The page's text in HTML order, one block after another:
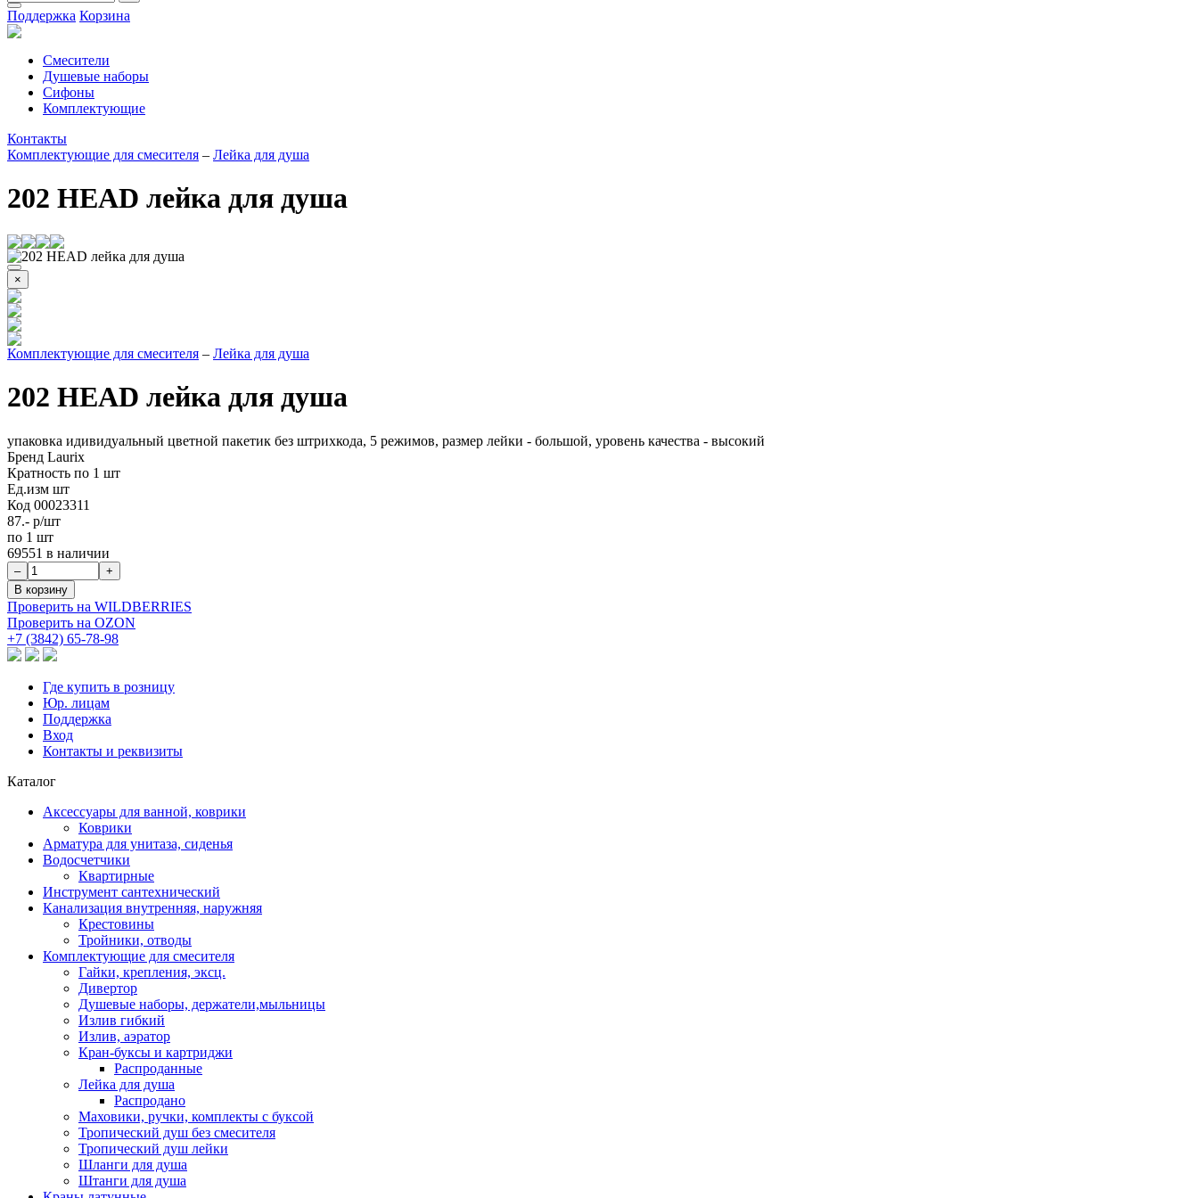
Поддержка Корзина
Смесители
Душевые наборы
Сифоны
Комплектующие
Контакты
Комплектующие для смесителя – Лейка для душа
202 HEAD лейка для душа
×
Комплектующие для смесителя – Лейка для душа
202 HEAD лейка для душа
упаковка идивидуальный цветной пакетик без штрихкода, 5 режимов, размер лейки - большой, уровень качества - высокий
Бренд Laurix
Кратность по 1 шт
Ед.изм шт
Код 00023311
87.- р/шт
по 1 шт
69551 в наличии
Проверить на WILDBERRIES
Проверить на OZON
+7 (3842) 65-78-98
Где купить в розницу
Юр. лицам
Поддержка
Вход
Контакты и реквизиты
Каталог
Аксессуары для ванной, коврики
Коврики
Арматура для унитаза, сиденья
Водосчетчики
Квартирные
Инструмент сантехнический
Канализация внутренняя, наружняя
Крестовины
Тройники, отводы
Комплектующие для смесителя
Гайки, крепления, эксц.
Дивертор
Душевые наборы, держатели,мыльницы
Излив гибкий
Излив, аэратор
Кран-буксы и картриджи
Распроданные
Лейка для душа
Распродано
Маховики, ручки, комплекты с буксой
Тропический душ без смесителя
Тропический душ лейки
Шланги для душа
Штанги для душа